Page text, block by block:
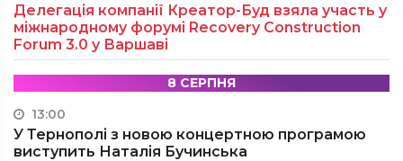
Делегація компанії Креатор-Буд взяла участь у
міжнародному форумі Recovery Construction
Forum 3.0 у Варшаві
8 СЕРПНЯ
13:00
У Тернополі з новою концертною програмою
виступить Наталія Бучинська